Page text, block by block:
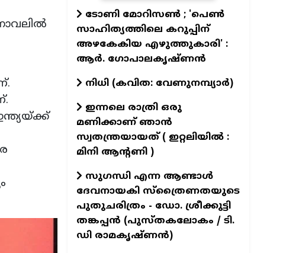
ടോണി മോറിസൺ ; 'പെൺ
സാഹിത്യത്തിലെ കറുപ്പിന്
അഴകേകിയ എഴുത്തുകാരി' :
ആർ. ഗോപാലകൃഷ്ണൻ
നിധി (കവിത: വേണുനമ്പ്യാർ)
ഇന്നലെ രാത്രി ഒരു
മണിക്കാണ് ഞാൻ
സ്വതന്ത്രയായത് ( ഇറ്റലിയിൽ :
മിനി ആന്റണി )
സുഗന്ധി എന്ന ആണ്ടാള്‍
ദേവനായകി സ്ത്രൈണതയുടെ
പുതുചരിത്രം - ഡോ. ശ്രീക്കുട്ടി
തങ്കപ്പന്‍ (പുസ്തകലോകം / ടി.
ഡി രാമകൃഷ്ണന്‍)